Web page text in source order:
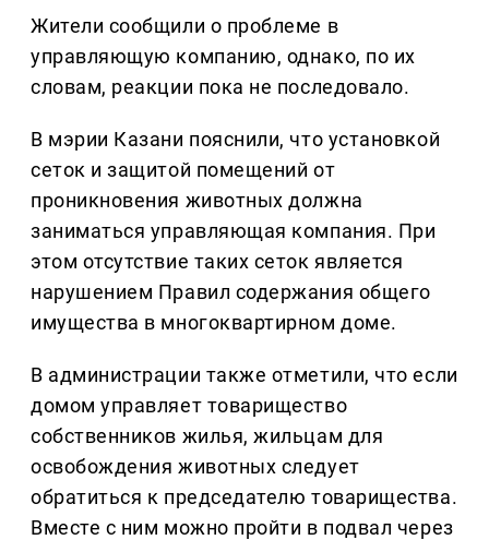
Жители сообщили о проблеме в
управляющую компанию, однако, по их
словам, реакции пока не последовало.
В мэрии Казани пояснили, что установкой
сеток и защитой помещений от
проникновения животных должна
заниматься управляющая компания. При
этом отсутствие таких сеток является
нарушением Правил содержания общего
имущества в многоквартирном доме.
В администрации также отметили, что если
домом управляет товарищество
собственников жилья, жильцам для
освобождения животных следует
обратиться к председателю товарищества.
Вместе с ним можно пройти в подвал через